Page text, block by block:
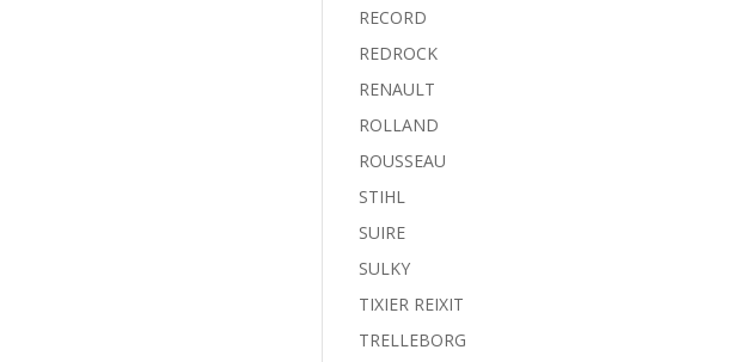
RECORD
REDROCK
RENAULT
ROLLAND
ROUSSEAU
STIHL
SUIRE
SULKY
TIXIER REIXIT
TRELLEBORG